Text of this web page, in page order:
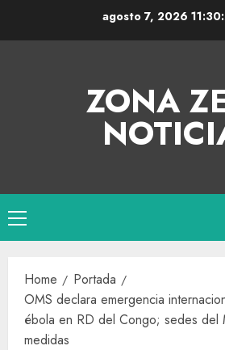
agosto 7, 2026
ZONA
Home
Portada
OMS declara emergencia
ébola en RD del Congo; sedes del
medidas